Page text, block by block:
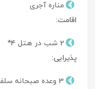
مناره آجری
اقامت:
2 شب در هتل 4*
پذیرایی:
3 وعده صبحانه سلف سرویس